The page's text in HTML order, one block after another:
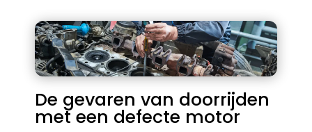
De gevaren van doorrijden
met een defecte motor